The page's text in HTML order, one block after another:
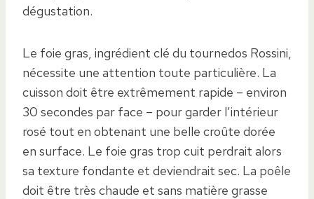
dégustation.
Le foie gras, ingrédient clé du tournedos Rossini,
nécessite une attention toute particulière. La
cuisson doit être extrêmement rapide – environ
30 secondes par face – pour garder l’intérieur
rosé tout en obtenant une belle croûte dorée
en surface. Le foie gras trop cuit perdrait alors
sa texture fondante et deviendrait sec. La poêle
doit être très chaude et sans matière grasse